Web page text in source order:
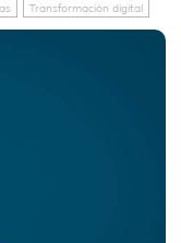
Transformación digital